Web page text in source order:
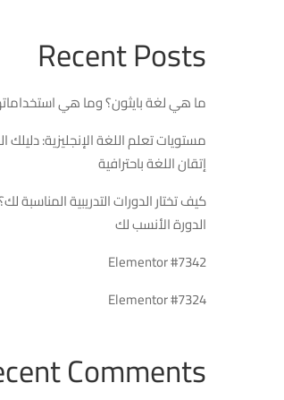
Recent Posts
ما هي لغة بايثون؟ وما هي
مستويات تعلم اللغة الإنجليزية:
إتقان اللغة باحترافية
كيف تختار الدورات التدريبية المناسبة
الدورة الأنسب لك
Elementor #7342
Elementor #7324
Comments